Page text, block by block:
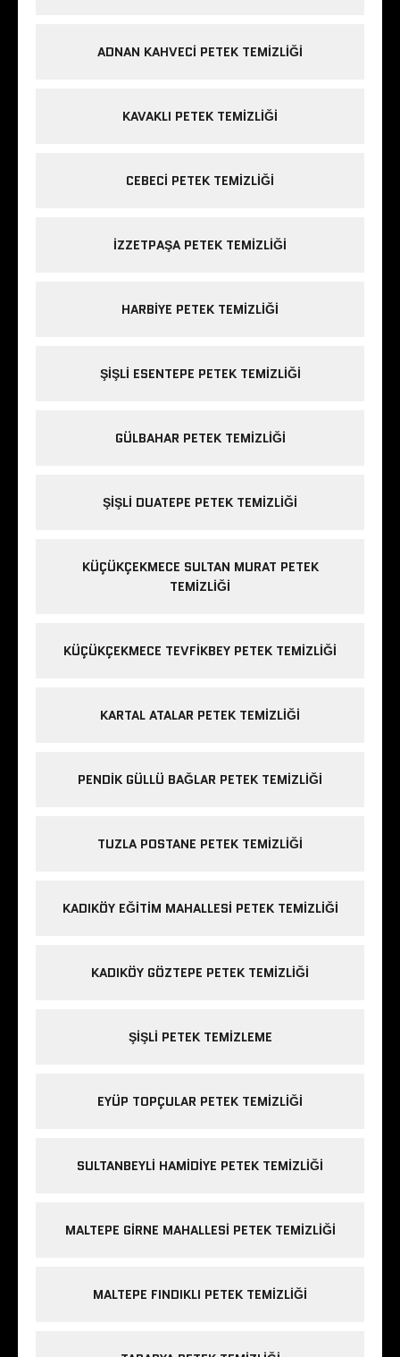
ADNAN KAHVECI PETEK TEMIZLIĞI
KAVAKLI PETEK TEMIZLIĞI
CEBECI PETEK TEMIZLIĞI
IZZETPAŞA PETEK TEMIZLIĞI
HARBIYE PETEK TEMIZLIĞI
ŞIŞLI ESENTEPE PETEK TEMIZLIĞI
GÜLBAHAR PETEK TEMIZLIĞI
ŞIŞLI DUATEPE PETEK TEMIZLIĞI
KÜÇÜKÇEKMECE SULTAN MURAT PETEK
TEMIZLIĞI
KÜÇÜKÇEKMECE TEVFIKBEY PETEK TEMIZLIĞI
KARTAL ATALAR PETEK TEMIZLIĞI
PENDIK GÜLLÜ BAĞLAR PETEK TEMIZLIĞI
TUZLA POSTANE PETEK TEMIZLIĞI
KADIKÖY EĞITIM MAHALLESI PETEK TEMIZLIĞI
KADIKÖY GÖZTEPE PETEK TEMIZLIĞI
ŞIŞLI PETEK TEMIZLEME
EYÜP TOPÇULAR PETEK TEMIZLIĞI
SULTANBEYLI HAMIDIYE PETEK TEMIZLIĞI
MALTEPE GIRNE MAHALLESI PETEK TEMIZLIĞI
MALTEPE FINDIKLI PETEK TEMIZLIĞI